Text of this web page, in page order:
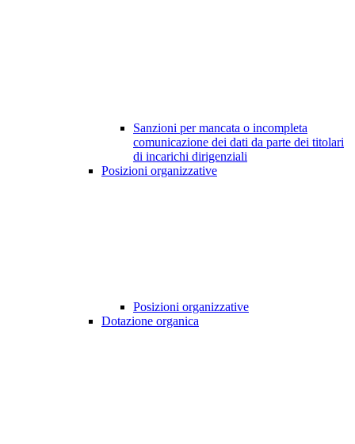
Sanzioni per mancata o incompleta
comunicazione dei dati da parte dei titolari
di incarichi dirigenziali
Posizioni organizzative
Posizioni organizzative
Dotazione organica